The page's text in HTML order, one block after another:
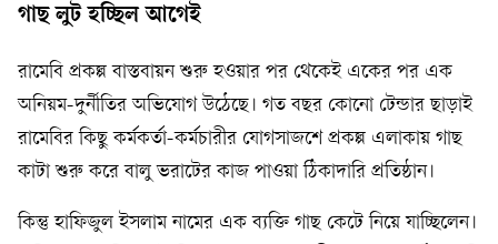
গাছ লুট হচ্ছিল আগেই
রামেবি প্রকল্প বাস্তবায়ন শুরু হওয়ার পর থেকেই একের পর এক
অনিয়ম-দুর্নীতির অভিযোগ উঠেছে। গত বছর কোনো টেন্ডার ছাড়াই
রামেবির কিছু কর্মকর্তা-কর্মচারীর যোগসাজশে প্রকল্প এলাকায় গাছ
কাটা শুরু করে বালু ভরাটের কাজ পাওয়া ঠিকাদারি প্রতিষ্ঠান।
কিন্তু হাফিজুল ইসলাম নামের এক ব্যক্তি গাছ কেটে নিয়ে যাচ্ছিলেন।